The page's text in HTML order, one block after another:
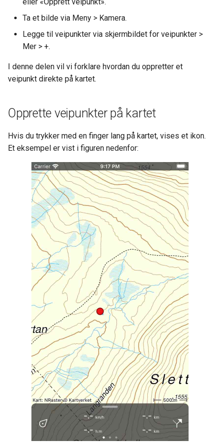
Ta et bilde via Meny > Kamera.
Legge til veipunkter via skjermbildet for veipunkter >
Mer > +.
I denne delen vil vi forklare hvordan du oppretter et
veipunkt direkte på kartet.
Opprette veipunkter på kartet
Hvis du trykker med en finger lang på kartet, vises et ikon.
Et eksempel er vist i figuren nedenfor: